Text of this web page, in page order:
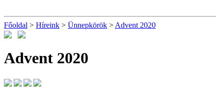
Főoldal > Híreink > Ünnepkörök > Advent 2020
Advent 2020